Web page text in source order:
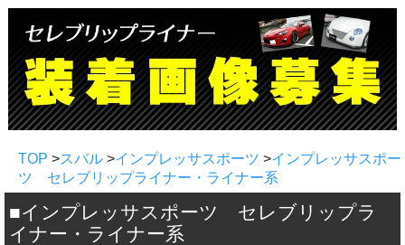
TOP >スバル >インプレッサスポーツ >インプレッサスポー
ツ セレブリップライナー・ライナー系
■インプレッサスポーツ セレブリップラ
イナー・ライナー系